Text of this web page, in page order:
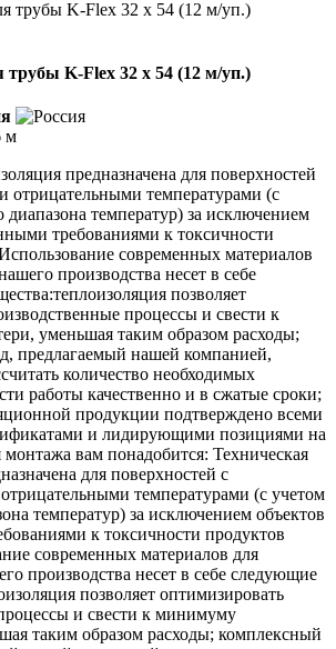
трубы K-Flex 32 х 54 (12 м/уп.)
м
предназначена для поверхностей
отрицательными температурами (с
диапазона температур) за исключением
требованиями к токсичности
современных материалов
производства несет в себе
позволяет
процессы и свести к
уменьшая таким образом расходы;
предлагаемый нашей компанией,
количество необходимых
работы качественно и в сжатые сроки;
продукции подтверждено всеми
и лидирующими позициями на
вам понадобится: Техническая
для поверхностей с
температурами (с учетом
температур) за исключением объектов
к токсичности продуктов
современных материалов для
производства несет в себе следующие
позволяет оптимизировать
и свести к минимуму
таким образом расходы; комплексный